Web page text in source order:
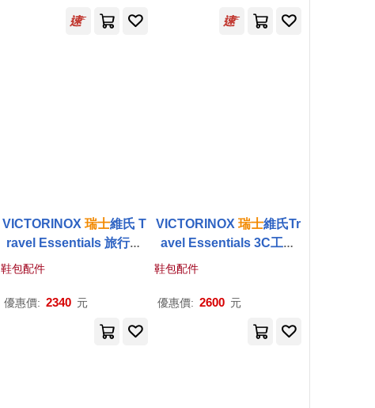
VICTORINOX 瑞士維氏 T
ravel Essentials 旅行壓
縮收納袋 653359
鞋包配件
優惠價: 2340 元
VICTORINOX 瑞士維氏Tr
avel Essentials 3C工具
收納包 - 黑色
鞋包配件
優惠價: 2600 元